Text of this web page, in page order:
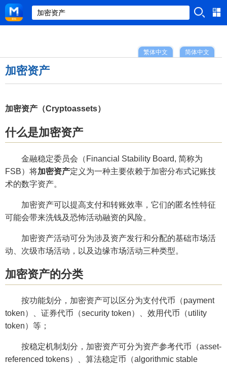
简体中文
繁体中文
加密资产
加密资产（Cryptoassets）
什么是加密资产
金融稳定委员会（Financial Stability Board, 简称为
FSB）将加密资产定义为一种主要依赖于加密分布式记账技
术的数字资产。
加密资产可以提高支付和转账效率，它们的匿名性特征
可能会带来洗钱及恐怖活动融资的风险。
加密资产活动可分为涉及资产发行和分配的基础市场活
动、次级市场活动，以及边缘市场活动三种类型。
加密资产的分类
按功能划分，加密资产可以区分为支付代币（payment
token）、证券代币（security token）、效用代币（utility
token）等；
按稳定机制划分，加密资产可分为资产参考代币（asset-
referenced tokens）、算法稳定币（algorithmic stable